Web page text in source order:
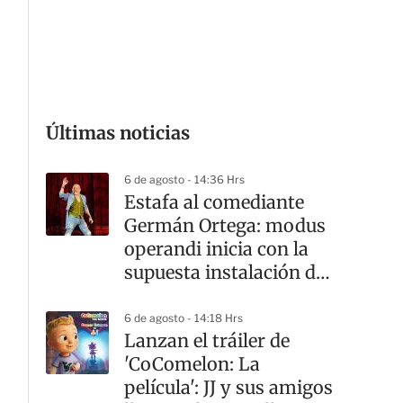
Últimas noticias
6 de agosto - 14:36 Hrs
Estafa al comediante
Germán Ortega: modus
operandi inicia con la
supuesta instalación de
6 de agosto - 14:18 Hrs
Lanzan el tráiler de
'CoComelon: La
película': JJ y sus amigos